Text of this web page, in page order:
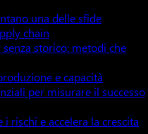
una delle sfide
chain
storico: metodi che
e capacità
per misurare il successo
rischi e accelera la crescita